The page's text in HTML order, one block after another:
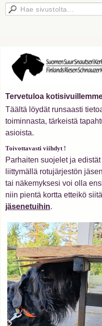
Tervetuloa
Täältä löydät runsaasti
toiminnasta, tärkeistä
asioista.
Toivottavasti viihdyt !
Parhaiten suojelet ja
liittymällä rotujärjestön
tai näkemyksesi voi olla
niin pientä kortta etteikö
jäsenetuihin.